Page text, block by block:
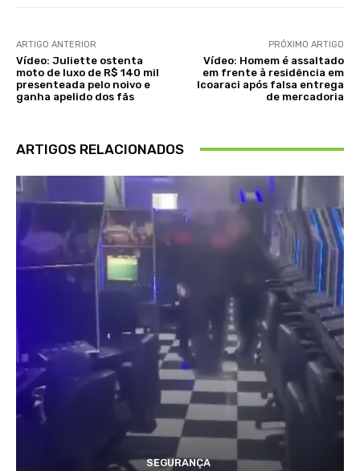
ARTIGO ANTERIOR
Vídeo: Juliette ostenta
moto de luxo de R$ 140 mil
presenteada pelo noivo e
ganha apelido dos fãs
PRÓXIMO ARTIGO
Vídeo: Homem é assaltado
em frente à residência em
Icoaraci após falsa entrega
de mercadoria
ARTIGOS RELACIONADOS
SEGURANÇA